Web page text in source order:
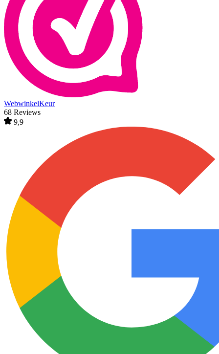
WebwinkelKeur
68 Reviews
9,9